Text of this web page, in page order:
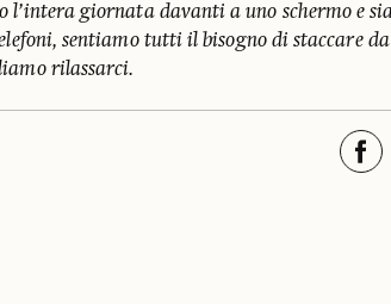
l’intera giornata davanti a uno schermo e
sentiamo tutti il bisogno di staccare
rilassarci.